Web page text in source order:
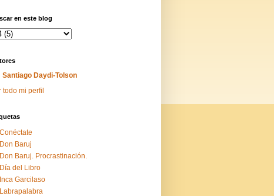
en este blog
Santiago Daydi-Tolson
todo mi perfil
Conéctate
Don Baruj
Don Baruj. Procrastinación.
Día del Libro
Inca Garcilaso
Labrapalabra